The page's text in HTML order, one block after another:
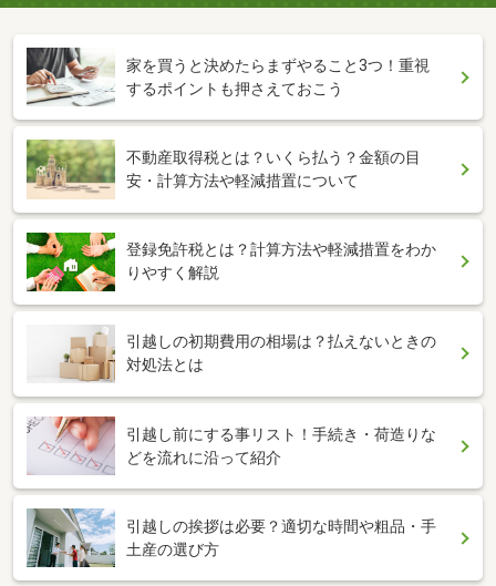
家を買うと決めたらまずやること3つ！重視
するポイントも押さえておこう
不動産取得税とは？いくら払う？金額の目
安・計算方法や軽減措置について
登録免許税とは？計算方法や軽減措置をわか
りやすく解説
引越しの初期費用の相場は？払えないときの
対処法とは
引越し前にする事リスト！手続き・荷造りな
どを流れに沿って紹介
引越しの挨拶は必要？適切な時間や粗品・手
土産の選び方